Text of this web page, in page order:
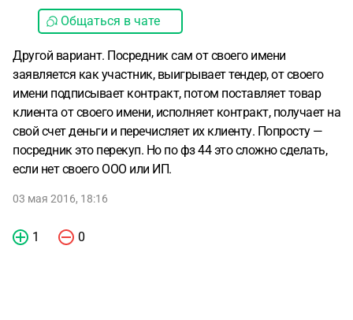
Общаться в чате
Другой вариант. Посредник сам от своего имени
заявляется как участник, выигрывает тендер, от своего
имени подписывает контракт, потом поставляет товар
клиента от своего имени, исполняет контракт, получает на
свой счет деньги и перечисляет их клиенту. Попросту —
посредник это перекуп. Но по фз 44 это сложно сделать,
если нет своего ООО или ИП.
03 мая 2016, 18:16
1 0